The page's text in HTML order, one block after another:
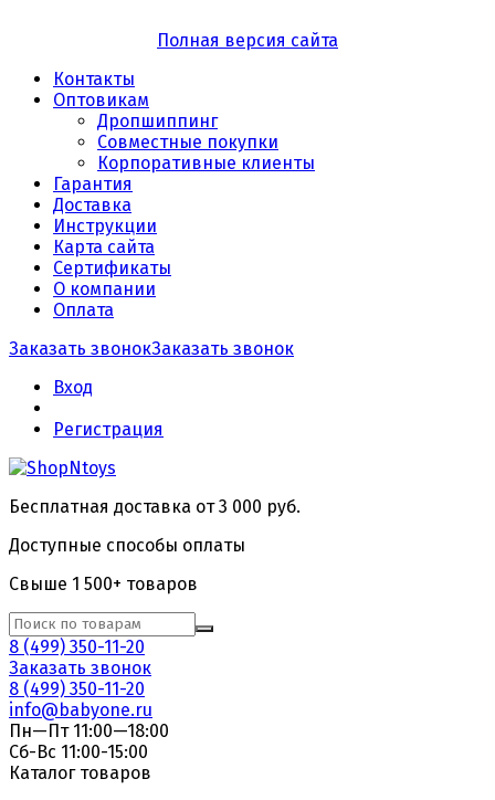
Полная версия сайта
Контакты
Оптовикам
Дропшиппинг
Совместные покупки
Корпоративные клиенты
Гарантия
Доставка
Инструкции
Карта сайта
Сертификаты
О компании
Оплата
Заказать звонокЗаказать звонок
Вход
Регистрация
Бесплатная доставка от 3 000 руб.
Доступные способы оплаты
Свыше 1 500+ товаров
8 (499) 350-11-20
Заказать звонок
8 (499) 350-11-20
info@babyone.ru
Пн—Пт 11:00—18:00
Сб-Вс 11:00-15:00
Каталог товаров